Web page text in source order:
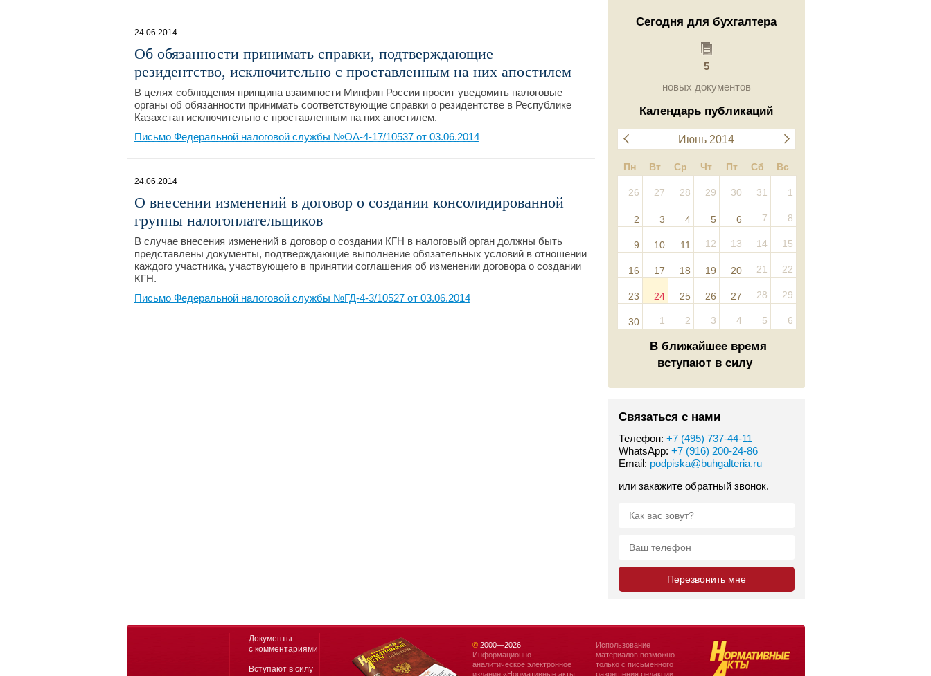
24.06.2014
Об обязанности принимать справки, подтверждающие
резидентство, исключительно с проставленным на них апостилем
В целях соблюдения принципа взаимности Минфин России просит уведомить налоговые
органы об обязанности принимать соответствующие справки о резидентстве в Республике
Казахстан исключительно с проставленным на них апостилем.
Письмо Федеральной налоговой службы №ОА-4-17/10537 от 03.06.2014
24.06.2014
О внесении изменений в договор о создании консолидированной
группы налогоплательщиков
В случае внесения изменений в договор о создании КГН в налоговый орган должны быть
представлены документы, подтверждающие выполнение обязательных условий в отношении
каждого участника, участвующего в принятии соглашения об изменении договора о создании
КГН.
Письмо Федеральной налоговой службы №ГД-4-3/10527 от 03.06.2014
Сегодня для бухгалтера
5
новых документов
Календарь публикаций
Июнь 2014
Пн Вт Ср Чт Пт Сб Вс
26 27 28 29 30 31 1
2 3 4 5 6 7 8
9 10 11 12 13 14 15
16 17 18 19 20 21 22
23 24 25 26 27 28 29
30 1 2 3 4 5 6
В ближайшее время
вступают в силу
Связаться с нами
Телефон: +7 (495) 737-44-11
WhatsApp: +7 (916) 200-24-86
Email: podpiska@buhgalteria.ru
или закажите обратный звонок.
Документы
с комментариями
Вступают в силу
©2000—2026
Информационно-
аналитическое электронное
издание «Нормативные акты
Использование
материалов возможно
только с письменного
разрешения редакции